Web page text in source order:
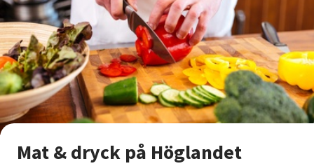
Sök kurser och evenemang
Om SV
Starta studiecirkel
Mat & dryck på Höglandet